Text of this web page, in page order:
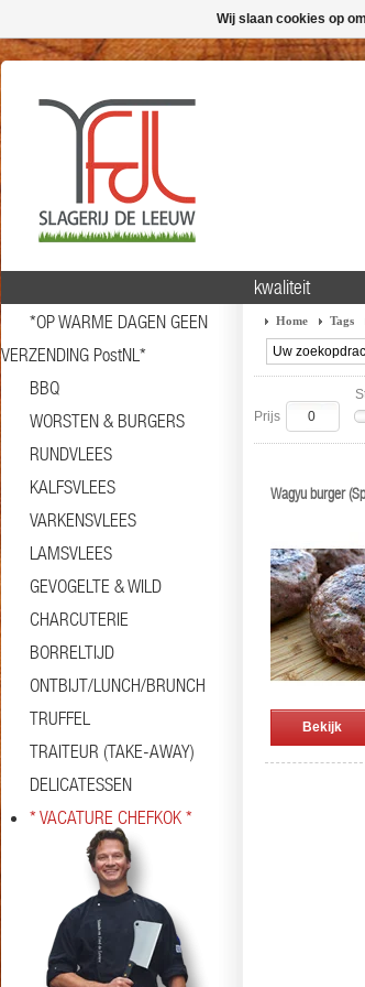
*OP WARME DAGEN GEEN
VERZENDING PostNL*
BBQ
WORSTEN & BURGERS
RUNDVLEES
KALFSVLEES
VARKENSVLEES
LAMSVLEES
GEVOGELTE & WILD
CHARCUTERIE
BORRELTIJD
ONTBIJT/LUNCH/BRUNCH
TRUFFEL
TRAITEUR (TAKE-AWAY)
DELICATESSEN
* VACATURE CHEFKOK *
kwaliteit
Home Tags
Prijs
Wagyu burger
Bekijk
Wij slaan cookies op